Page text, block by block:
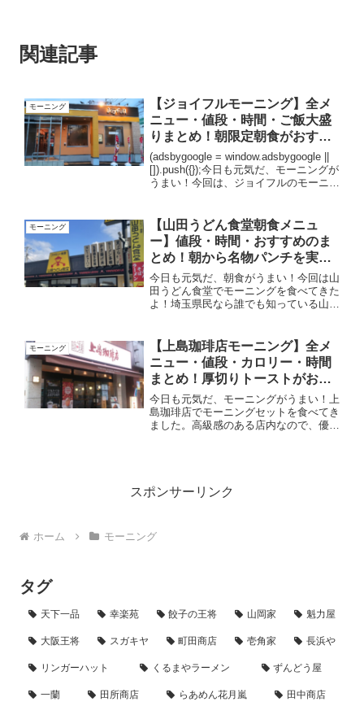
関連記事
モーニング
【ジョイフルモーニング】全メ
ニュー・値段・時間・ご飯大盛
りまとめ！朝限定朝食がおすす
め！
(adsbygoogle = window.adsbygoogle ||
[]).push({});今日も元気だ、モーニングが
うまい！今回は、ジョイフルのモーニン
ンです...
モーニング
【山田うどん食堂朝食メニュ
ー】値段・時間・おすすめのま
とめ！朝から名物パンチを実
食！
今日も元気だ、朝食がうまい！今回は山
田うどん食堂でモーニングを食べてきた
よ！埼玉県民なら誰でも知っている山田
ーも紹介しています。それでは行ってみ
よう！！山田うどん食堂と...
モーニング
【上島珈琲店モーニング】全メ
ニュー・値段・カロリー・時間
まとめ！厚切りトーストがおす
すめ！
今日も元気だ、モーニングがうまい！上
島珈琲店でモーニングセットを食べてき
ました。高級感のある店内なので、優雅
スポンサーリンク
ホーム モーニング
タグ
天下一品 幸楽苑 餃子の王将 山岡家 魁力屋
大阪王将 スガキヤ 町田商店 壱角家 長浜や
リンガーハット くるまやラーメン ずんどう屋
一蘭 田所商店 らあめん花月嵐 田中商店